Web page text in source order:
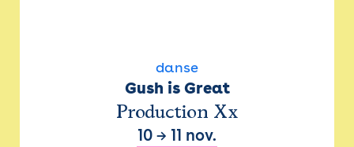
danse
Gush is Great
Production Xx
10 → 11 nov.